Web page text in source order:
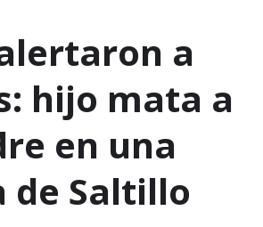
a
hijo mata a
en una
de Saltillo